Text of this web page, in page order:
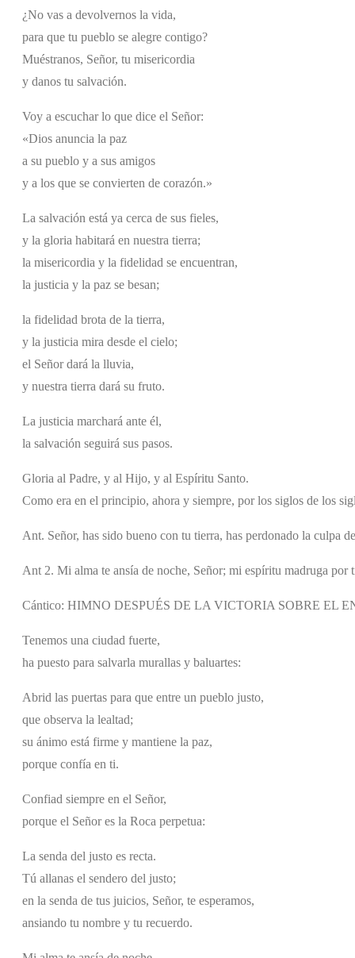
¿No vas a devolvernos la vida,
para que tu pueblo se alegre contigo?
Muéstranos, Señor, tu misericordia
y danos tu salvación.
Voy a escuchar lo que dice el Señor:
«Dios anuncia la paz
a su pueblo y a sus amigos
y a los que se convierten de corazón.»
La salvación está ya cerca de sus fieles,
y la gloria habitará en nuestra tierra;
la misericordia y la fidelidad se encuentran,
la justicia y la paz se besan;
la fidelidad brota de la tierra,
y la justicia mira desde el cielo;
el Señor dará la lluvia,
y nuestra tierra dará su fruto.
La justicia marchará ante él,
la salvación seguirá sus pasos.
Gloria al Padre, y al Hijo, y al Espíritu Santo.
Como era en el principio, ahora y siempre, por los siglos de los
Ant. Señor, has sido bueno con tu tierra, has perdonado la culpa
Ant 2. Mi alma te ansía de noche, Señor; mi espíritu madruga por
Cántico: HIMNO DESPUÉS DE LA VICTORIA SOBRE EL
Tenemos una ciudad fuerte,
ha puesto para salvarla murallas y baluartes:
Abrid las puertas para que entre un pueblo justo,
que observa la lealtad;
su ánimo está firme y mantiene la paz,
porque confía en ti.
Confiad siempre en el Señor,
porque el Señor es la Roca perpetua:
La senda del justo es recta.
Tú allanas el sendero del justo;
en la senda de tus juicios, Señor, te esperamos,
ansiando tu nombre y tu recuerdo.